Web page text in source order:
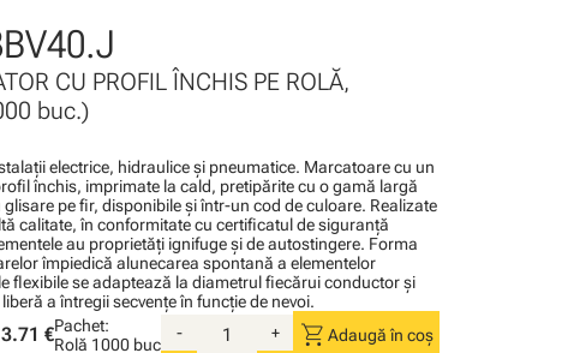
CU PROFIL ÎNCHIS PE ROLĂ,
buc.)
electrice, hidraulice şi pneumatice. Marcatoare cu un
închis, imprimate la cald, pretipărite cu o gamă largă
pe fir, disponibile şi într-un cod de culoare. Realizate
calitate, în conformitate cu certificatul de siguranţă
au proprietăţi ignifuge şi de autostingere. Forma
împiedică alunecarea spontană a elementelor
flexibile se adaptează la diametrul fiecărui conductor şi
a întregii secvenţe în funcţie de nevoi.
€Pachet:
Rolă 1000 buc
- + shopping_cart Adaugă în coș